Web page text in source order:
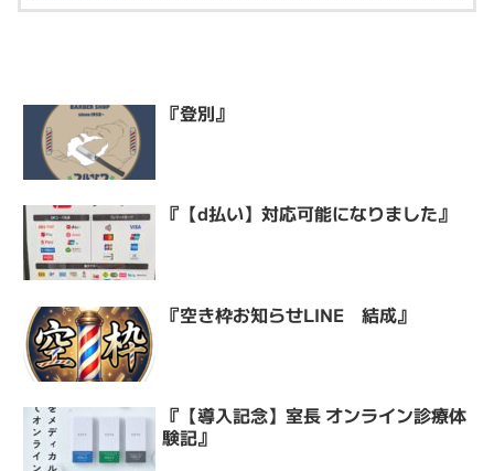
『登別』
『【d払い】対応可能になりました』
『空き枠お知らせLINE 結成』
『【導入記念】室長 オンライン診療体
験記』